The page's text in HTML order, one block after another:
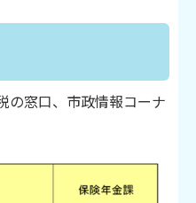
の窓口、市政情報コーナ